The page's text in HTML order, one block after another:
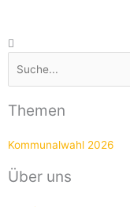
Suche
Themen
Kommunalwahl 2026
Über uns